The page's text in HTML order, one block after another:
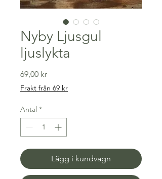
Nyby Ljusgul
ljuslykta
69,00 krPris
Frakt från 69 kr
Antal *
Lägg i kundvagn